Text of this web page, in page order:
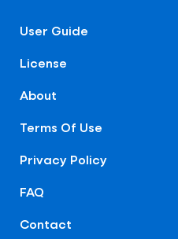
User Guide
License
About
Terms Of Use
Privacy Policy
FAQ
Contact